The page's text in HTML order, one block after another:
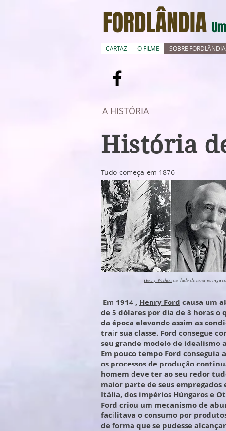
FORDLÂNDIA
A HISTÓRIA
História
Tudo começa em 1876
Henry Wichan ao lado de uma
Em 1914 , Henry Ford causa um
de 5 dólares por dia de 8 horas
da época elevando assim as
trair sua classe. Ford consegue
seu grande modelo de idealismo
Em pouco tempo Ford
os processos de produção
homem deve ter ao seu redor
maior parte de seus empregados
Itália, dos impérios Húngaros e
Ford criou um mecanismo de
facilitava o consumo por
de forma que se pudesse
CARTAZ O FILME SOBRE FORDLÂNDIA